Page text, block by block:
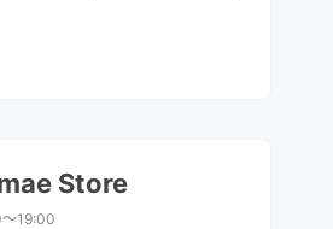
Store
19:00